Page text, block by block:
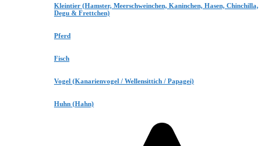
Kleintier (Hamster, Meerschweinchen, Kaninchen, Hasen, Chinchilla,
Degu & Frettchen)
Pferd
Fisch
Vogel (Kanarienvogel / Wellensittich / Papagei)
Huhn (Hahn)